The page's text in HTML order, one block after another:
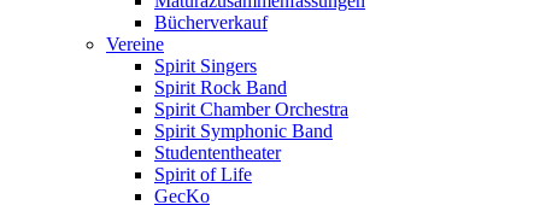
Bücherverkauf
Vereine
Spirit Singers
Spirit Rock Band
Spirit Chamber Orchestra
Spirit Symphonic Band
Studententheater
Spirit of Life
GecKo